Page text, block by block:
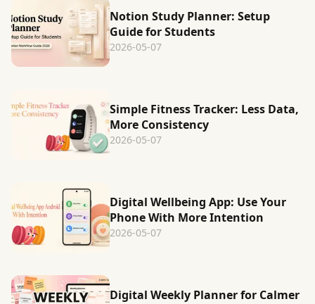
Notion Study Planner: Setup
Guide for Students
2026-05-07
Simple Fitness Tracker: Less Data,
More Consistency
2026-05-07
Digital Wellbeing App: Use Your
Phone With More Intention
2026-05-07
Digital Weekly Planner for Calmer